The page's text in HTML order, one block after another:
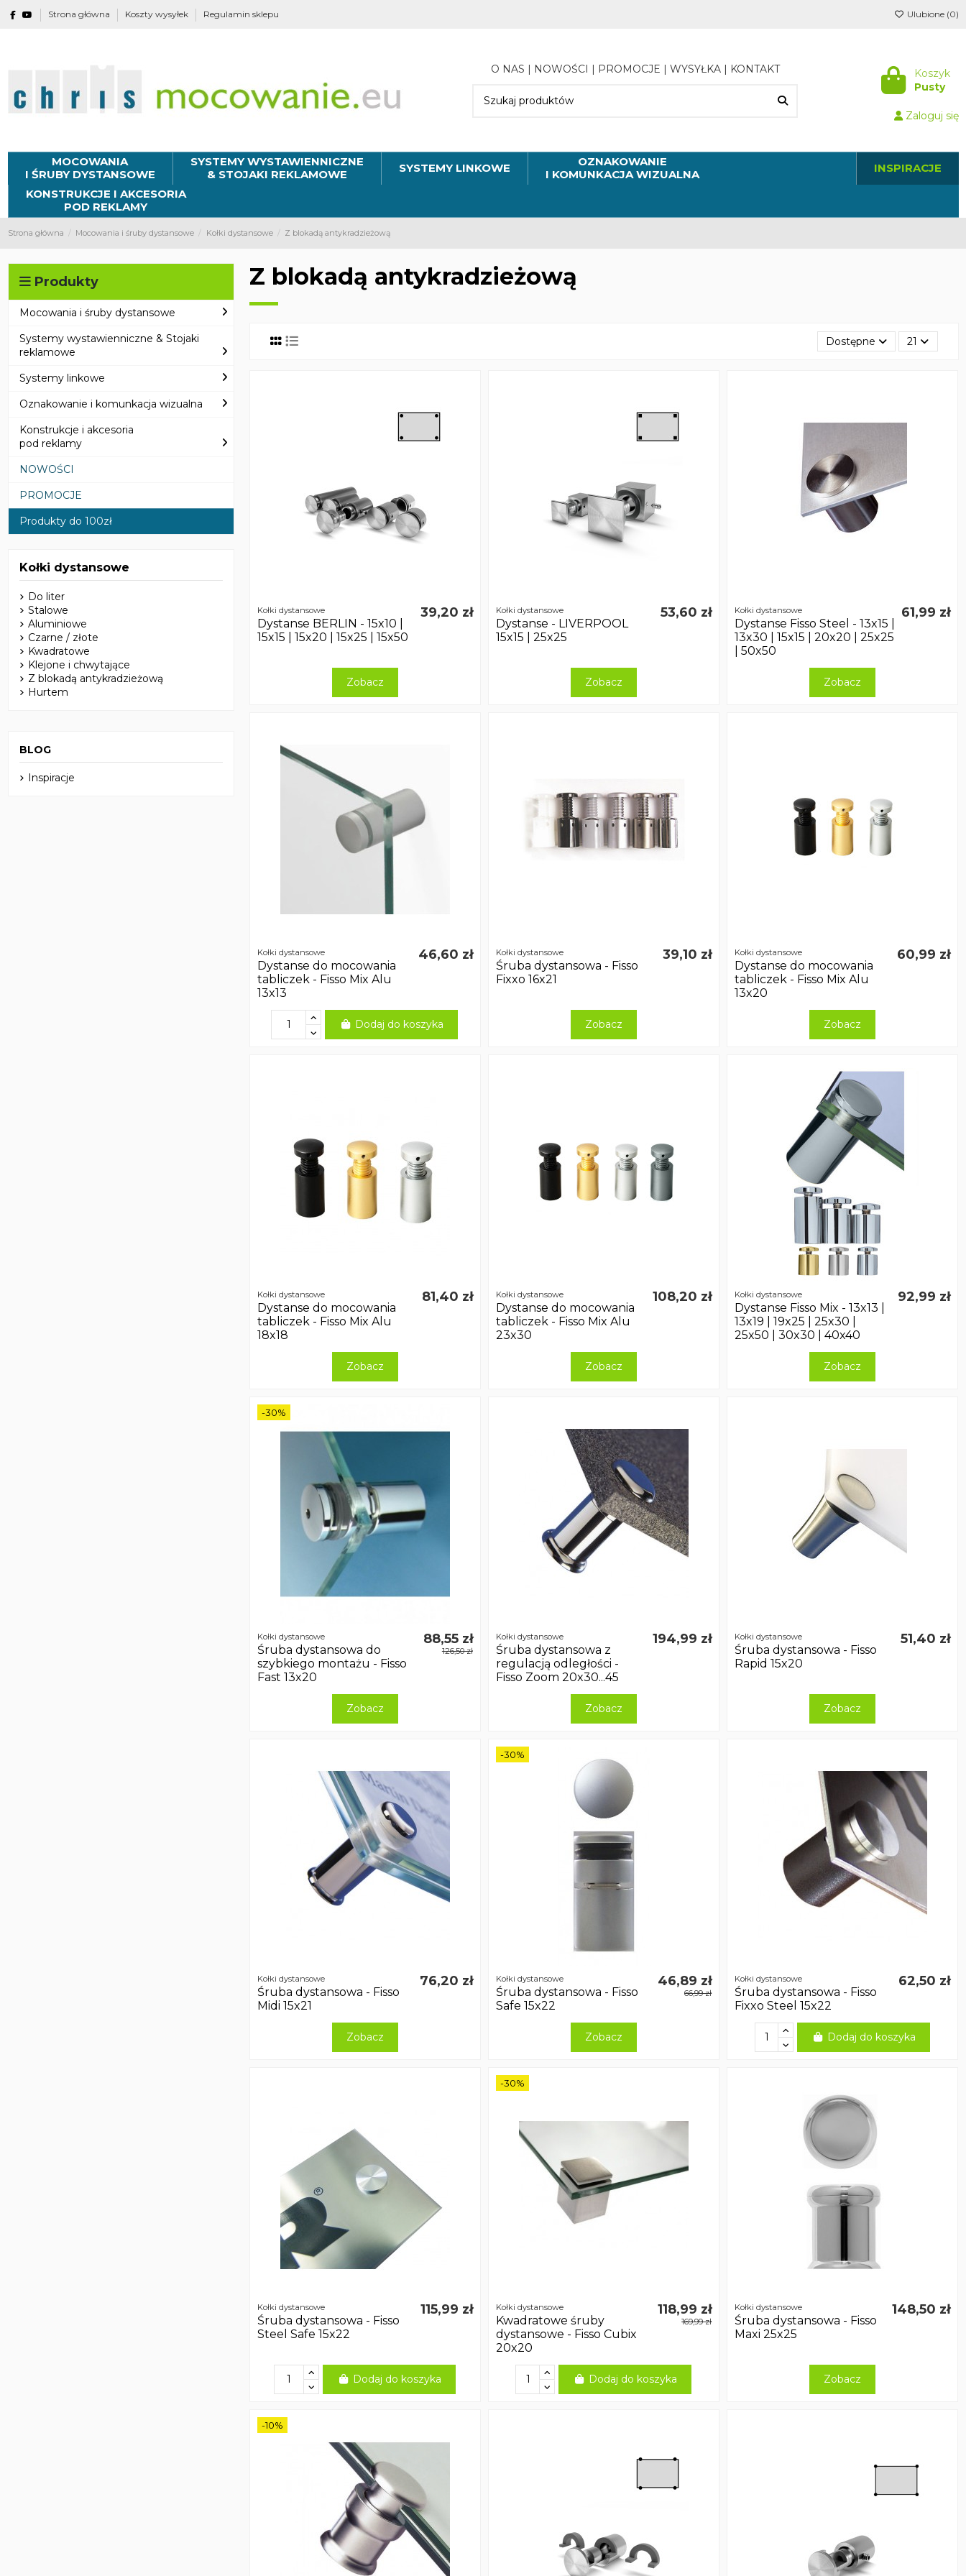
Strona główna Koszty wysyłek Regulamin sklepu Ulubione (0)
O NAS | NOWOŚCI | PROMOCJE | WYSYŁKA| KONTAKT
Koszyk
Pusty
Zaloguj się
MOCOWANIA
I ŚRUBY DYSTANSOWE
SYSTEMY WYSTAWIENNICZNE
& STOJAKI REKLAMOWE
SYSTEMY LINKOWE
OZNAKOWANIE
I KOMUNKACJA WIZUALNA
INSPIRACJE
KONSTRUKCJE I AKCESORIA
POD REKLAMY
Strona główna Mocowania i śruby dystansowe Kołki dystansowe Z blokadą antykradzieżową
Z blokadą antykradzieżową
Dostępne 21
Kołki dystansowe
Dystanse BERLIN - 15x10 |
15x15 | 15x20 | 15x25 | 15x50
39,20 zł
Zobacz
Kołki dystansowe
Dystanse - LIVERPOOL
15x15 | 25x25
53,60 zł
Zobacz
Kołki dystansowe
Dystanse Fisso Steel - 13x15 |
13x30 | 15x15 | 20x20 | 25x25
| 50x50
61,99 zł
Zobacz
Kołki dystansowe
Dystanse do mocowania
tabliczek - Fisso Mix Alu
13x13
46,60 zł
Dodaj do koszyka
Kołki dystansowe
Śruba dystansowa - Fisso
Fixxo 16x21
39,10 zł
Zobacz
Kołki dystansowe
Dystanse do mocowania
tabliczek - Fisso Mix Alu
13x20
60,99 zł
Zobacz
Kołki dystansowe
Dystanse do mocowania
tabliczek - Fisso Mix Alu
18x18
81,40 zł
Zobacz
Kołki dystansowe
Dystanse do mocowania
tabliczek - Fisso Mix Alu
23x30
108,20 zł
Zobacz
Kołki dystansowe
Dystanse Fisso Mix - 13x13 |
13x19 | 19x25 | 25x30 |
25x50 | 30x30 | 40x40
92,99 zł
Zobacz
-30%
Kołki dystansowe
Śruba dystansowa do
szybkiego montażu - Fisso
Fast 13x20
88,55 zł
126,50 zł
Zobacz
Kołki dystansowe
Śruba dystansowa z
regulacją odległości -
Fisso Zoom 20x30...45
194,99 zł
Zobacz
Kołki dystansowe
Śruba dystansowa - Fisso
Rapid 15x20
51,40 zł
Zobacz
Kołki dystansowe
Śruba dystansowa - Fisso
Midi 15x21
76,20 zł
Zobacz
-30%
Kołki dystansowe
Śruba dystansowa - Fisso
Safe 15x22
46,89 zł
66,99 zł
Zobacz
Kołki dystansowe
Śruba dystansowa - Fisso
Fixxo Steel 15x22
62,50 zł
Dodaj do koszyka
Kołki dystansowe
Śruba dystansowa - Fisso
Steel Safe 15x22
115,99 zł
Dodaj do koszyka
-30%
Kołki dystansowe
Kwadratowe śruby
dystansowe - Fisso Cubix
20x20
118,99 zł
169,99 zł
Dodaj do koszyka
Kołki dystansowe
Śruba dystansowa - Fisso
Maxi 25x25
148,50 zł
Zobacz
-10%
Produkty
Mocowania i śruby dystansowe
Systemy wystawienniczne & Stojaki
reklamowe
Systemy linkowe
Oznakowanie i komunkacja wizualna
Konstrukcje i akcesoria
pod reklamy
NOWOŚCI
PROMOCJE
Produkty do 100zł
Kołki dystansowe
Do liter
Stalowe
Aluminiowe
Czarne / złote
Kwadratowe
Klejone i chwytające
Z blokadą antykradzieżową
Hurtem
BLOG
Inspiracje